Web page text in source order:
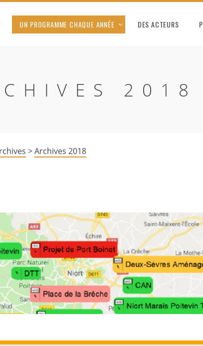
UN PROGRAMME CHAQUE ANNÉE DES ACTEURS
2018
>Archives 2018